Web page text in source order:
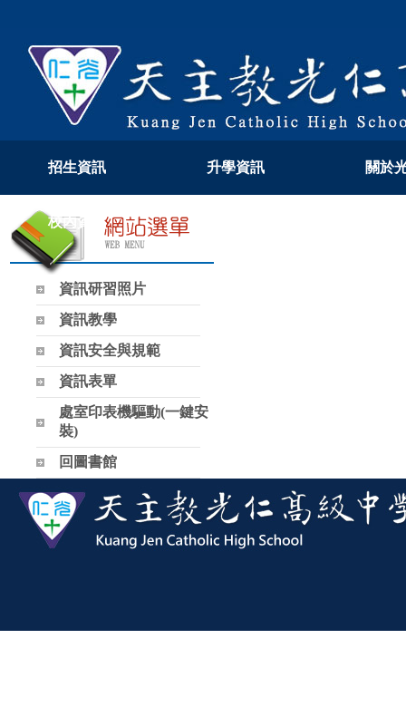
招生資訊 升學資訊 關於
校內資訊
資訊研習照片
資訊教學
資訊安全與規範
資訊表單
處室印表機驅動(一鍵安
裝)
回圖書館